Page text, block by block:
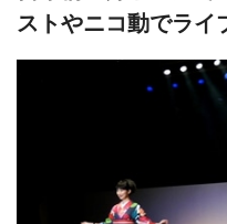
ストやニコ動でライ